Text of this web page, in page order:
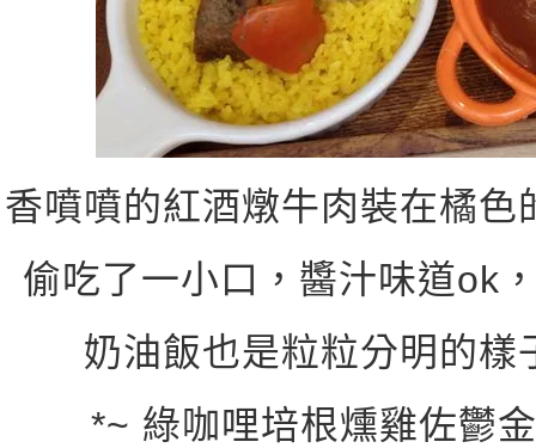
香噴噴的紅酒燉牛肉裝在橘
偷吃了一小口，醬汁味道ok
奶油飯也是粒粒分明的樣
*~ 綠咖哩培根燻雞佐鬱